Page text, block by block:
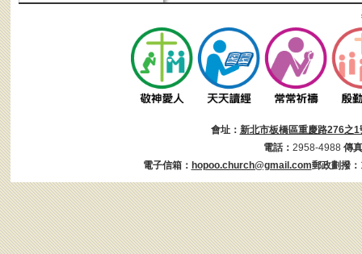
會址： 新北市板橋區重慶路276之1
電話： 2958-4988 傳
電子信箱： hopoo.church@gmail.com郵政劃撥：